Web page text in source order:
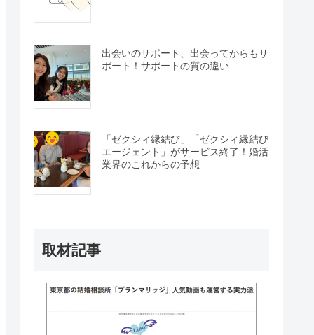
出会いのサポート、出会ってからもサ
ポート！サポートの質の違い
「ゼクシィ縁結び」「ゼクシィ縁結び
エージェント」がサービス終了！婚活
業界のこれからの予想
取材記事